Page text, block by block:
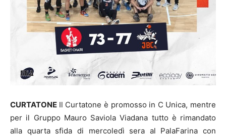
CURTATONE Il Curtatone è promosso in C Unica, mentre
per il Gruppo Mauro Saviola Viadana tutto è rimandato
alla quarta sfida di mercoledì sera al PalaFarina con